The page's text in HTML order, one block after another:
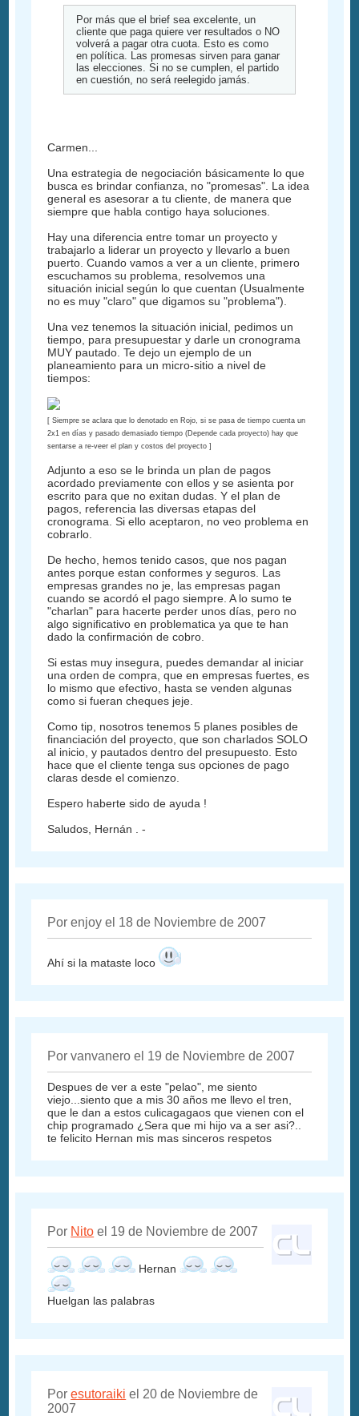
Por más que el brief sea excelente, un
cliente que paga quiere ver resultados o NO
volverá a pagar otra cuota. Esto es como
en política. Las promesas sirven para ganar
las elecciones. Si no se cumplen, el partido
en cuestión, no será reelegido jamás.
Carmen...
Una estrategia de negociación básicamente lo que
busca es brindar confianza, no "promesas". La idea
general es asesorar a tu cliente, de manera que
siempre que habla contigo haya soluciones.
Hay una diferencia entre tomar un proyecto y
trabajarlo a liderar un proyecto y llevarlo a buen
puerto. Cuando vamos a ver a un cliente, primero
escuchamos su problema, resolvemos una
situación inicial según lo que cuentan (Usualmente
no es muy "claro" que digamos su "problema").
Una vez tenemos la situación inicial, pedimos un
tiempo, para presupuestar y darle un cronograma
MUY pautado. Te dejo un ejemplo de un
planeamiento para un micro-sitio a nivel de
tiempos:
[ Siempre se aclara que lo denotado en Rojo, si se pasa de tiempo cuenta un
2x1 en días y pasado demasiado tiempo (Depende cada proyecto) hay que
sentarse a re-veer el plan y costos del proyecto ]
Adjunto a eso se le brinda un plan de pagos
acordado previamente con ellos y se asienta por
escrito para que no exitan dudas. Y el plan de
pagos, referencia las diversas etapas del
cronograma. Si ello aceptaron, no veo problema en
cobrarlo.
De hecho, hemos tenido casos, que nos pagan
antes porque estan conformes y seguros. Las
empresas grandes no je, las empresas pagan
cuando se acordó el pago siempre. A lo sumo te
"charlan" para hacerte perder unos días, pero no
algo significativo en problematica ya que te han
dado la confirmación de cobro.
Si estas muy insegura, puedes demandar al iniciar
una orden de compra, que en empresas fuertes, es
lo mismo que efectivo, hasta se venden algunas
como si fueran cheques jeje.
Como tip, nosotros tenemos 5 planes posibles de
financiación del proyecto, que son charlados SOLO
al inicio, y pautados dentro del presupuesto. Esto
hace que el cliente tenga sus opciones de pago
claras desde el comienzo.
Espero haberte sido de ayuda !
Saludos, Hernán . -
Por enjoy el 18 de Noviembre de 2007
Ahí si la mataste loco
Por vanvanero el 19 de Noviembre de 2007
Despues de ver a este "pelao", me siento
viejo...siento que a mis 30 años me llevo el tren,
que le dan a estos culicagagaos que vienen con el
chip programado ¿Sera que mi hijo va a ser asi?..
te felicito Hernan mis mas sinceros respetos
Por Nito el 19 de Noviembre de 2007
Hernan
Huelgan las palabras
Poresutoraiki el 20 de Noviembre de
2007